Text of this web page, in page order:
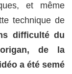
et même
technique de
difficulté du
de la
a été semé